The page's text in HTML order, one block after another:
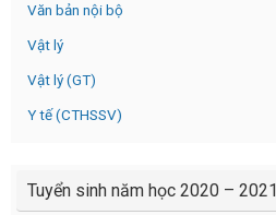
Văn bản nội bộ
Vật lý
Vật lý (GT)
Y tế (CTHSSV)
Tuyển sinh năm học 2020 – 2021